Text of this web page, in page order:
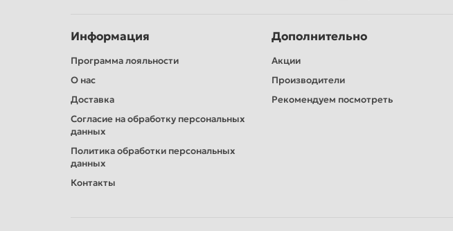
Информация
Программа лояльности
О нас
Доставка
Согласие на обработку персональных
данных
Политика обработки персональных
данных
Контакты
Дополнительно
Акции
Производители
Рекомендуем посмотреть